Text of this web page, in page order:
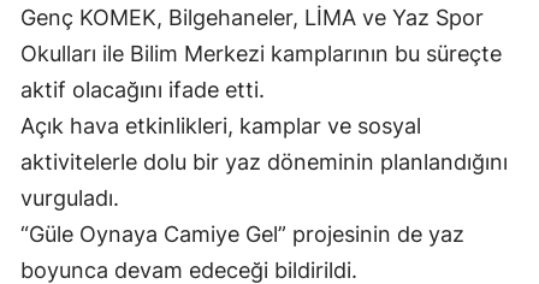
Manisa
Kahramanmaraş
Muğla
Genç KOMEK, Bilgehaneler, LİMA ve Yaz Spor
Okulları ile Bilim Merkezi kamplarının bu süreçte
aktif olacağını ifade etti.
Açık hava etkinlikleri, kamplar ve sosyal
aktivitelerle dolu bir yaz döneminin planlandığını
vurguladı.
“Güle Oynaya Camiye Gel” projesinin de yaz
boyunca devam edeceği bildirildi.